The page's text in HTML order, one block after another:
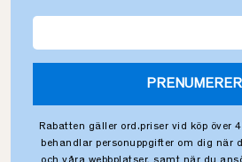
Rabatten gäller ord.priser vid köp över
behandlar personuppgifter om dig när